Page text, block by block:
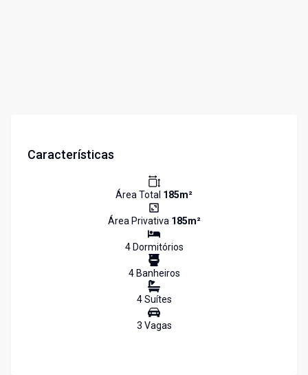
Características
Área Total 185m²
Área Privativa 185m²
4Dormitórios
4Banheiros
4Suítes
3 Vagas